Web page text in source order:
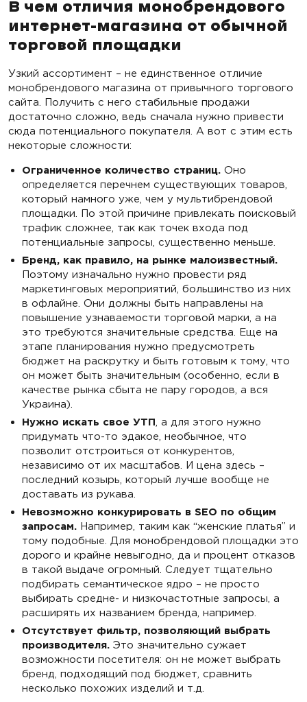
В чем отличия монобрендового
интернет-магазина от обычной
торговой площадки
Узкий ассортимент – не единственное отличие
монобрендового магазина от привычного торгового
сайта. Получить с него стабильные продажи
достаточно сложно, ведь сначала нужно привести
сюда потенциального покупателя. А вот с этим есть
некоторые сложности:
Ограниченное количество страниц. Оно
определяется перечнем существующих товаров,
который намного уже, чем у мультибрендовой
площадки. По этой причине привлекать поисковый
трафик сложнее, так как точек входа под
потенциальные запросы, существенно меньше.
Бренд, как правило, на рынке малоизвестный.
Поэтому изначально нужно провести ряд
маркетинговых мероприятий, большинство из них
в офлайне. Они должны быть направлены на
повышение узнаваемости торговой марки, а на
это требуются значительные средства. Еще на
этапе планирования нужно предусмотреть
бюджет на раскрутку и быть готовым к тому, что
он может быть значительным (особенно, если в
качестве рынка сбыта не пару городов, а вся
Украина).
Нужно искать свое УТП , а для этого нужно
придумать что-то эдакое, необычное, что
позволит отстроиться от конкурентов,
независимо от их масштабов. И цена здесь –
последний козырь, который лучше вообще не
доставать из рукава.
Невозможно конкурировать в SEO по общим
запросам. Например, таким как “женские платья” и
тому подобные. Для монобрендовой площадки это
дорого и крайне невыгодно, да и процент отказов
в такой выдаче огромный. Следует тщательно
подбирать семантическое ядро – не просто
выбирать средне- и низкочастотные запросы, а
расширять их названием бренда, например.
Отсутствует фильтр, позволяющий выбрать
производителя. Это значительно сужает
возможности посетителя: он не может выбрать
бренд, подходящий под бюджет, сравнить
несколько похожих изделий и т.д.